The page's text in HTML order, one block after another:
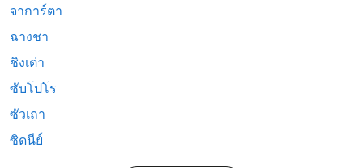
จาการ์ตา
ฉางชา
ชิงเต่า
ซับโปโร
ซัวเถา
ซิดนีย์